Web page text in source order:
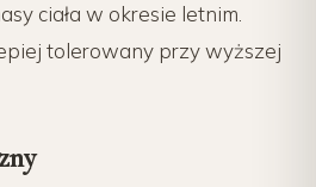
ciała w okresie letnim.
tolerowany przy wyższej